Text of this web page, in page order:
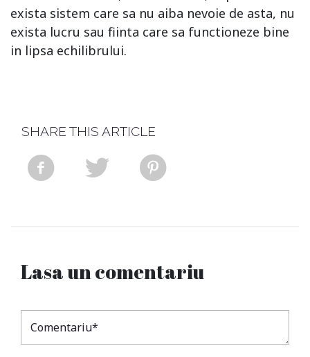
exista sistem care sa nu aiba nevoie de asta, nu
exista lucru sau fiinta care sa functioneze bine
in lipsa echilibrului.
SHARE THIS ARTICLE
Lasa un comentariu